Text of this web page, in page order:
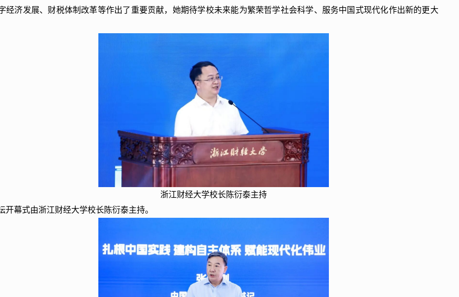
经济发展、财税体制改革等作出了重要贡献，她期待学校未来能为繁荣哲学社会科学、服务中国式现代化作出新的更大
浙江财经大学校长陈衍泰主持
开幕式由浙江财经大学校长陈衍泰主持。